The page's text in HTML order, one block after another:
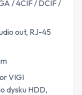
/ 4CIF / DCIF /
out, RJ-45
VIGI
dysku HDD,